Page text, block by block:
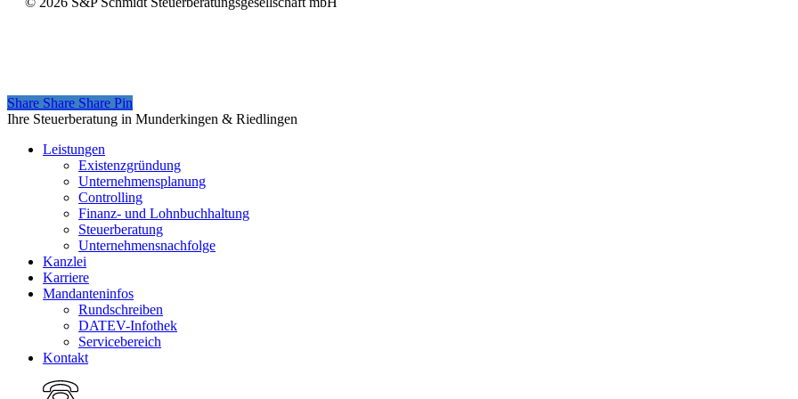
Share
Share Share Share Pin
Close
Ihre Steuerberatung in Munderkingen & Riedlingen
Leistungen
Existenzgründung
Unternehmensplanung
Controlling
Finanz- und Lohnbuchhaltung
Steuerberatung
Unternehmensnachfolge
Kanzlei
Karriere
Mandanteninfos
Rundschreiben
DATEV-Infothek
Servicebereich
Kontakt